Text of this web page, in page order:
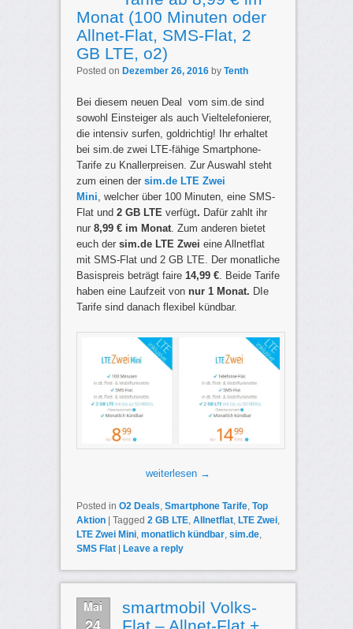
Monat (100 Minuten oder
Allnet-Flat, SMS-Flat, 2
GB LTE, o2)
Posted on Dezember 26, 2016 by Tenth
Bei diesem neuen Deal vom sim.de sind
sowohl Einsteiger als auch Vieltelefonierer,
die intensiv surfen, goldrichtig! Ihr erhaltet
bei sim.de zwei LTE-fähige Smartphone-
Tarife zu Knallerpreisen. Zur Auswahl steht
zum einen dersim.de LTE Zwei
Mini welcher über 100 Minuten, eine SMS-
Flat und 2 GB LTE verfügt. Dafür zahlt ihr
nur 8,99 € im Monat. Zum anderen bietet
euch der sim.de LTE Zwei eine Allnetflat
mit SMS-Flat und 2 GB LTE. Der monatliche
Basispreis beträgt faire 14,99 €. Beide Tarife
haben eine Laufzeit von nur 1 Monat. DIe
Tarife sind danach flexibel kündbar.
weiterlesen →
Posted in O2 Deals Smartphone Tarife, Top
Aktion | Tagged 2 GB LTE, Allnetflat, LTE Zwei,
LTE Zwei Mini, monatlich kündbar, sim.de,
SMS Flat | Leave a reply
Mai
smartmobil Volks-